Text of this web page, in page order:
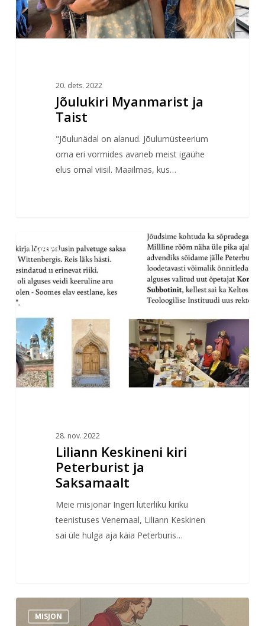
20. dets. 2022
Jõulukiri Myanmarist ja
Taist
"Jõulunädal on alanud. Jõulumüsteerium
oma eri vormides avaneb meist igaühe
elus omal viisil. Maailmas, kus…
Keskineni
kiri
Peterburist
ja
Saksamaalt
MISJON
28. nov. 2022
Liliann Keskineni kiri
Peterburist ja
Saksamaalt
Meie misjonär Ingeri luterliku kiriku
teenistuses Venemaal, Liliann Keskinen
sai üle hulga aja käia Peterburis…
osaduspäev
MISJON